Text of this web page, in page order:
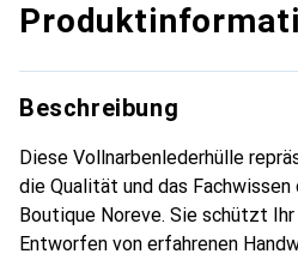
Beschreibung
Diese Vollnarbenlederhülle
die Qualität und das
Boutique Noreve. Sie schützt
Entworfen von erfahrenen